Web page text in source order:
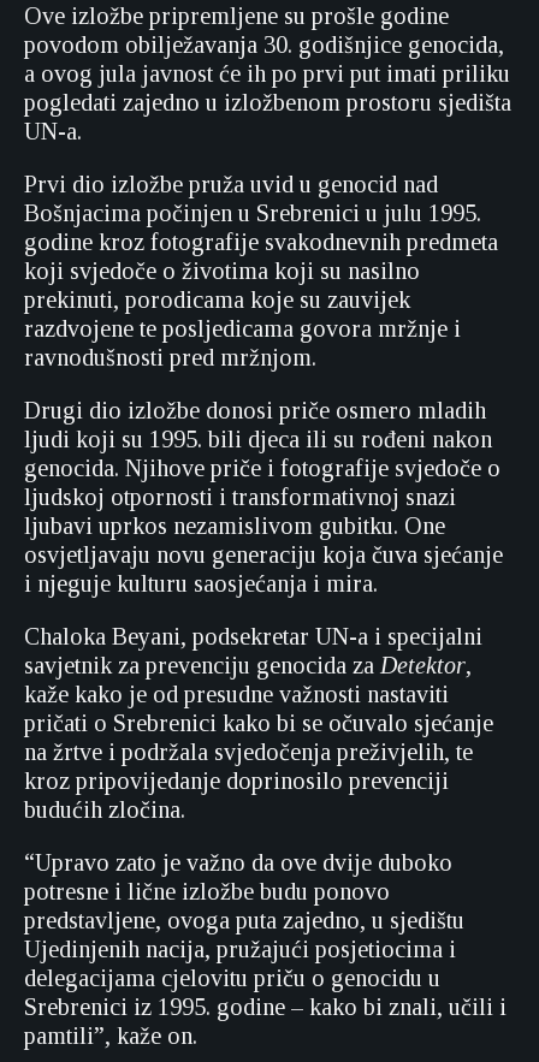
Ove izložbe pripremljene su prošle godine
povodom obilježavanja 30. godišnjice genocida,
a ovog jula javnost će ih po prvi put imati priliku
pogledati zajedno u izložbenom prostoru sjedišta
UN-a.
Prvi dio izložbe pruža uvid u genocid nad
Bošnjacima počinjen u Srebrenici u julu 1995.
godine kroz fotografije svakodnevnih predmeta
koji svjedoče o životima koji su nasilno
prekinuti, porodicama koje su zauvijek
razdvojene te posljedicama govora mržnje i
ravnodušnosti pred mržnjom.
Drugi dio izložbe donosi priče osmero mladih
ljudi koji su 1995. bili djeca ili su rođeni nakon
genocida. Njihove priče i fotografije svjedoče o
ljudskoj otpornosti i transformativnoj snazi
ljubavi uprkos nezamislivom gubitku. One
osvjetljavaju novu generaciju koja čuva sjećanje
i njeguje kulturu saosjećanja i mira.
Chaloka Beyani, podsekretar UN-a i specijalni
savjetnik za prevenciju genocida za Detektor,
kaže kako je od presudne važnosti nastaviti
pričati o Srebrenici kako bi se očuvalo sjećanje
na žrtve i podržala svjedočenja preživjelih, te
kroz pripovijedanje doprinosilo prevenciji
budućih zločina.
“Upravo zato je važno da ove dvije duboko
potresne i lične izložbe budu ponovo
predstavljene, ovoga puta zajedno, u sjedištu
Ujedinjenih nacija, pružajući posjetiocima i
delegacijama cjelovitu priču o genocidu u
Srebrenici iz 1995. godine – kako bi znali, učili i
pamtili”, kaže on.